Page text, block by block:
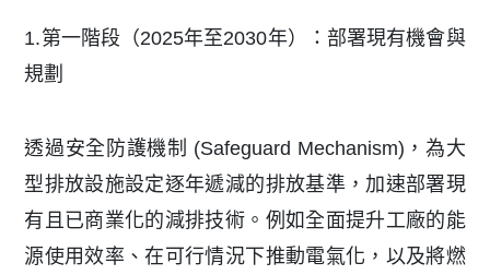
1.第一階段（2025年至2030年）：部署現有機會與
規劃
透過安全防護機制 (Safeguard Mechanism)，為大
型排放設施設定逐年遞減的排放基準，加速部署現
有且已商業化的減排技術。例如全面提升工廠的能
源使用效率、在可行情況下推動電氣化，以及將燃